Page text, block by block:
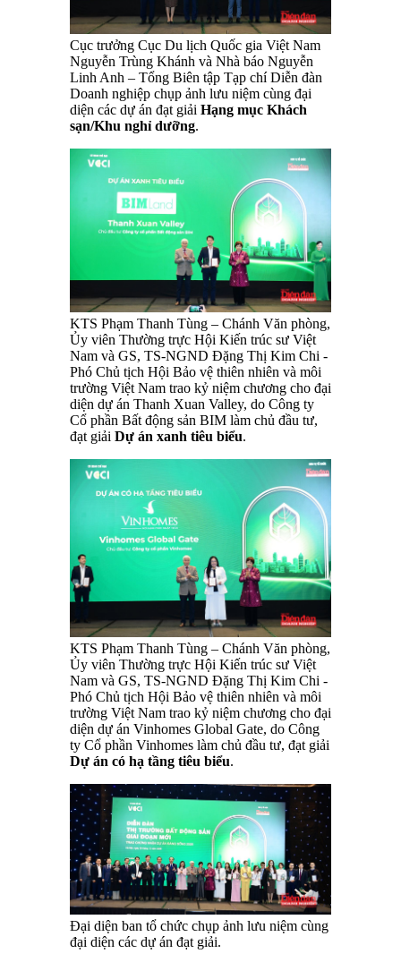
Cục trưởng Cục Du lịch Quốc gia Việt Nam
Nguyễn Trùng Khánh và Nhà báo Nguyễn
Linh Anh – Tổng Biên tập Tạp chí Diễn đàn
Doanh nghiệp chụp ảnh lưu niệm cùng đại
diện các dự án đạt giải Hạng mục Khách
sạn/Khu nghỉ dưỡng.
KTS Phạm Thanh Tùng – Chánh Văn phòng,
Ủy viên Thường trực Hội Kiến trúc sư Việt
Nam và GS, TS-NGND Đặng Thị Kim Chi -
Phó Chủ tịch Hội Bảo vệ thiên nhiên và môi
trường Việt Nam trao kỷ niệm chương cho đại
diện dự án Thanh Xuan Valley, do Công ty
Cổ phần Bất động sản BIM làm chủ đầu tư,
đạt giải Dự án xanh tiêu biểu.
KTS Phạm Thanh Tùng – Chánh Văn phòng,
Ủy viên Thường trực Hội Kiến trúc sư Việt
Nam và GS, TS-NGND Đặng Thị Kim Chi -
Phó Chủ tịch Hội Bảo vệ thiên nhiên và môi
trường Việt Nam trao kỷ niệm chương cho đại
diện dự án Vinhomes Global Gate, do Công
ty Cổ phần Vinhomes làm chủ đầu tư, đạt giải
Dự án có hạ tầng tiêu biểu.
Đại diện ban tổ chức chụp ảnh lưu niệm cùng
đại diện các dự án đạt giải.